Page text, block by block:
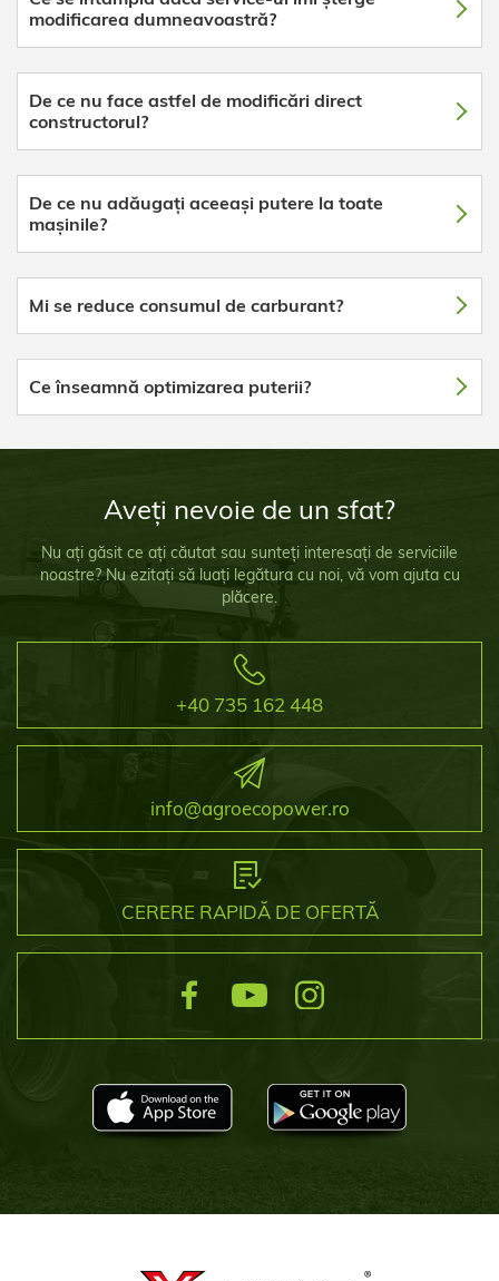
modificarea dumneavoastră?
De ce nu face astfel de modificări direct
constructorul?
De ce nu adăugați aceeași putere la toate
mașinile?
Mi se reduce consumul de carburant?
Ce înseamnă optimizarea puterii?
Aveți nevoie de un sfat?
Nu ați găsit ce ați căutat sau sunteți interesați de serviciile
noastre? Nu ezitați să luați legătura cu noi, vă vom ajuta cu
plăcere.
+40 735 162 448
info@agroecopower.ro
CERERE RAPIDĂ DE OFERTĂ